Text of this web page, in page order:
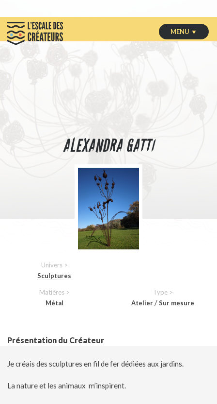
MENU ▼
ALEXANDRA GATTI
Univers >
Sculptures
Matières >
Métal
Type >
Atelier /Sur mesure
Présentation du Créateur
Je créais des sculptures en fil de fer dédiées aux jardins.
La nature et les animaux m’inspirent.